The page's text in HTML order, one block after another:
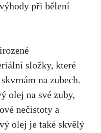
při bělení
složky, které
na zubech.
olej na své zuby,
nečistoty a
olej je také skvělý